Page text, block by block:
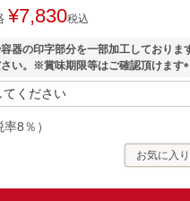
¥7,830税込
器の印字部分を一部加工しておりま
い。※賞味期限等はご確認頂けます
(
率8％）
お気に入